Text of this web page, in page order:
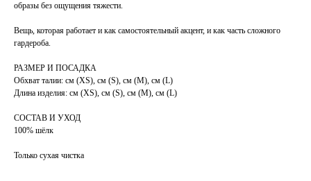
образы без ощущения тяжести.
Вещь, которая работает и как самостоятельный акцент, и как часть сложного
гардероба.
РАЗМЕР И ПОСАДКА
Обхват талии: см (ХS), см (S), cм (М), см (L)
Длина изделия: см (ХS), см (S), cм (М), см (L)
СОСТАВ И УХОД
100% шёлк
Только сухая чистка